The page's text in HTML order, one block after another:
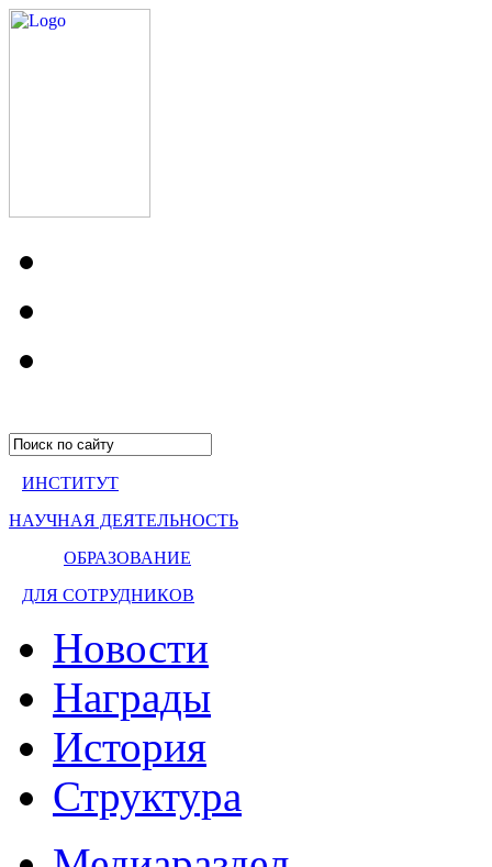
ИНСТИТУТ
НАУЧНАЯ ДЕЯТЕЛЬНОСТЬ
ОБРАЗОВАНИЕ
ДЛЯ СОТРУДНИКОВ
Новости
Награды
История
Структура